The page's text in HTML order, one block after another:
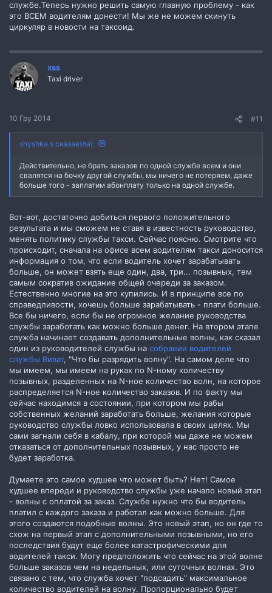
службе.Теперь нужно решить самую главную проблему - как
это ВСЕМ водителям донести! Мы же не можем скинуть
циркуляр в новости на таксоид.
xss
Taxi driver
10 Гру 2014 #11
shyshka.s сказав(ла):
Действительно, не брать заказов по одной службе всем и они
свалятся на бочку другой службы, мы ничего не потеряем, даже
больше того - заплатим абонплату только на одной службе.
Вот-вот, достаточно добиться первого положительного
результата и мы сможем не ставя в известность руководство,
менять политику службы такси. Сейчас поясню. Смотрите что
происходит, сначала на офисе всем водителям такси доносится
информация о том, что если водитель хочет зарабатывать
больше, он может взять еще один, два, три... позывных, тем
самым сократив ожидание общей очереди за заказом.
Естественно многие на это купились. И в принципе все по
справедливости, хочешь больше зарабатывать - плати больше.
Все бы ничего, если бы не огромное желание руководства
службы заработать как можно больше денег. На втором этапе
служба начинает создавать дополнительные волны, как сказал
один из руководителей службы на собрании водителей
службы Виват, "Что бы разрядить волну". На самом деле что
мы имеем, мы имеем на руках по N-ному количеству
позывных, разделенных на N-ное количество волн, на которое
распределяется N-ное количество заказов. И по факту мы
сейчас находимся в состоянии, при котором мы рабы
собственных желаний заработать больше, желания которые
руководство службы ловко использовала в своих целях. Мы
сами загнали себя в кабалу, при которой мы даже не можем
отказаться от дополнительных позывных, у нас просто не
будет заработка.
Думаете это самое худшее что может быть? Нет! Самое
худшее впереди и руководство службы уже начало новый этап
- волны с оплатой за заказ. Службе нужно что бы водитель
платил с каждого заказа и работал как можно больше. Для
этого создаются подобные волны. Это новый этап, но он где то
схож на первый этап с дополнительными позывными, но его
последствия будут еще более катастрофическими для
водителей такси. Могу предположить что сейчас на этой волне
больше заказов чем на недельных, или суточных волнах. Это
связано с тем, что служба хочет "подсадить" максимальное
количество водителей на волну. Пропорционально будет